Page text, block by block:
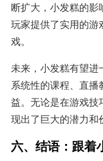
断扩大，小发糕的影
玩家提供了实用的游
戏。
未来，小发糕有望进
系统性的课程、直
益。无论是在游戏技
现出了巨大的潜力和
六、结语：跟着